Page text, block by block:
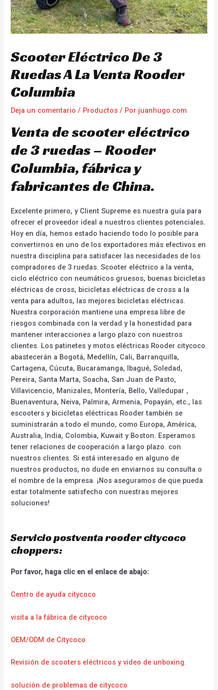
Scooter Eléctrico De 3
Ruedas A La Venta Rooder
Columbia
Deja un comentario / Productos / Por juanhugo.com
Venta de scooter eléctrico
de 3 ruedas – Rooder
Columbia, fábrica y
fabricantes de China.
Excelente primero, y Client Supreme es nuestra guía para
ofrecer el proveedor ideal a nuestros clientes potenciales.
Hoy en día, hemos estado haciendo todo lo posible para
convertirnos en uno de los exportadores más efectivos en
nuestra disciplina para satisfacer las necesidades de los
compradores de 3 ruedas. Scooter eléctrico a la venta,
ciclo eléctrico con neumáticos gruesos, buenas bicicletas
eléctricas de cross, bicicletas eléctricas de cross a la
venta para adultos, las mejores bicicletas eléctricas.
Nuestra corporación mantiene una empresa libre de
riesgos combinada con la verdad y la honestidad para
mantener interacciones a largo plazo con nuestros
clientes. Los patinetes y motos eléctricas Rooder citycoco
abastecerán a Bogotá, Medellín, Cali, Barranquilla,
Cartagena, Cúcuta, Bucaramanga, Ibagué, Soledad,
Pereira, Santa Marta, Soacha, San Juan de Pasto,
Villavicencio, Manizales, Montería, Bello, Valledupar ,
Buenaventura, Neiva, Palmira, Armenia, Popayán, etc., las
escooters y bicicletas eléctricas Rooder también se
suministrarán a todo el mundo, como Europa, América,
Australia, India, Colombia, Kuwait y Boston. Esperamos
tener relaciones de cooperación a largo plazo. con
nuestros clientes. Si está interesado en alguno de
nuestros productos, no dude en enviarnos su consulta o
el nombre de la empresa. ¡Nos aseguramos de que pueda
estar totalmente satisfecho con nuestras mejores
soluciones!
Servicio postventa rooder citycoco
choppers:
Por favor, haga clic en el enlace de abajo:
Centro de ayuda citycoco
visita a la fábrica de citycoco
OEM/ODM de Citycoco
Revisión de scooters eléctricos y video de unboxing.
solución de problemas de citycoco